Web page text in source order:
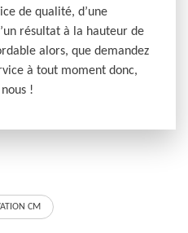
de qualité, d’une
résultat à la hauteur de
alors, que demandez
à tout moment donc,
!
CM